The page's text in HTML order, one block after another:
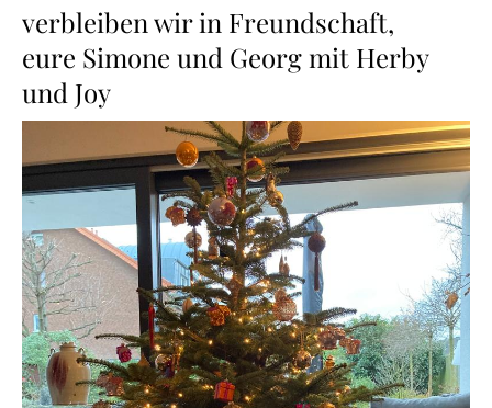
verbleiben wir in Freundschaft,
eure Simone und Georg mit Herby
und Joy